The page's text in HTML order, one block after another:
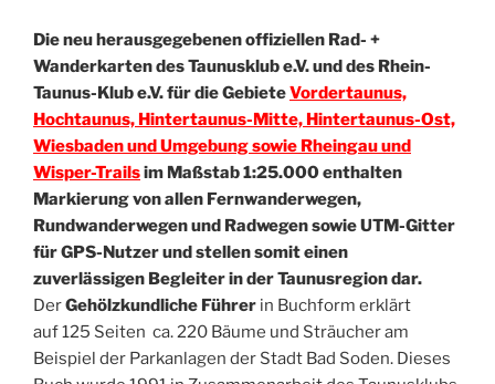
Die neu herausgegebenen offiziellen Rad- +
Wanderkarten des Taunusklub e.V. und des Rhein-
Taunus-Klub e.V. für die GebieteVordertaunus,
Hochtaunus, Hintertaunus-Mitte, Hintertaunus-Ost,
Wiesbaden und Umgebung sowie Rheingau und
Wisper-Trailsim Maßstab 1:25.000 enthalten
Markierung von allen Fernwanderwegen,
Rundwanderwegen und Radwegen sowie UTM-Gitter
für GPS-Nutzer und stellen somit einen
zuverlässigen Begleiter in der Taunusregion dar.
DerGehölzkundliche Führer in Buchform erklärt
auf 125 Seiten ca. 220 Bäume und Sträucher am
Beispiel der Parkanlagen der Stadt Bad Soden. Dieses